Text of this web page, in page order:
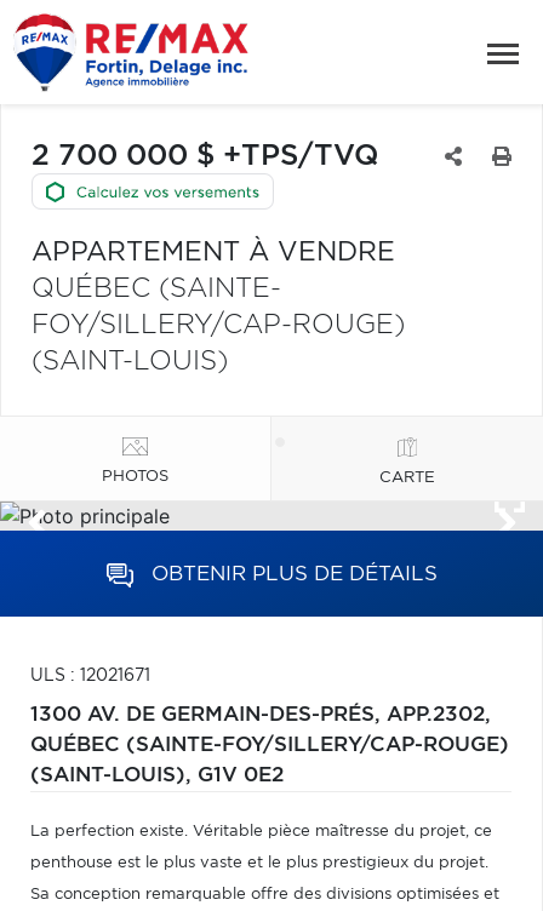
2 700 000 $ +TPS/TVQ
APPARTEMENT À VENDRE
QUÉBEC (SAINTE-
FOY/SILLERY/CAP-ROUGE)
(SAINT-LOUIS)
PHOTOS CARTE
OBTENIR PLUS DE DÉTAILS
ULS : 12021671
1300 AV. DE GERMAIN-DES-PRÉS, APP.2302,
QUÉBEC (SAINTE-FOY/SILLERY/CAP-ROUGE)
(SAINT-LOUIS), G1V 0E2
La perfection existe. Véritable pièce maîtresse du projet, ce
penthouse est le plus vaste et le plus prestigieux du projet.
Sa conception remarquable offre des divisions optimisées et